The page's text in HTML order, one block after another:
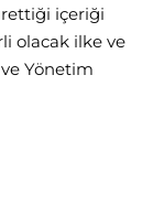
içeriği
olacak ilke ve
Yönetim